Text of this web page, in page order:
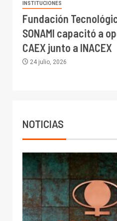
INSTITUCIONES
Fundación
SONAMI capacitó a
CAEX junto a INACEX
24 julio, 2026
NOTICIAS